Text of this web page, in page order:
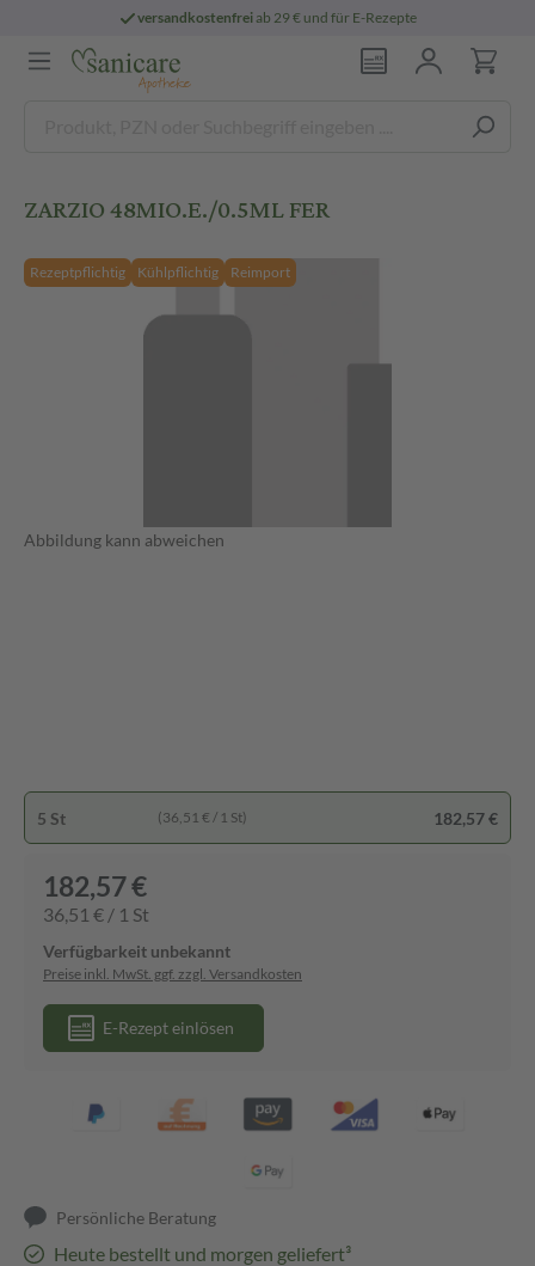
versandkostenfreiab 29 € und für E-Rezepte
ZARZIO 48MIO.E./0.5ML FER
Rezeptpflichtig Kühlpflichtig Reimport
Abbildung kann abweichen
5 St (36,51 € / 1 St) 182,57 €
182,57 €
36,51 € / 1 St
Verfügbarkeit unbekannt
Preise inkl. MwSt. ggf. zzgl. Versandkosten
E-Rezept einlösen
Persönliche Beratung
Heute bestellt und morgen geliefert³